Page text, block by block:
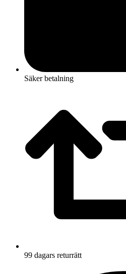
Säker betalning
99 dagars returrätt